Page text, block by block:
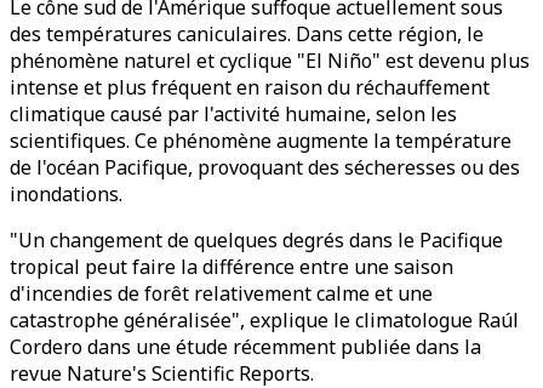
Le cône sud de l'Amérique suffoque actuellement sous
des températures caniculaires. Dans cette région, le
phénomène naturel et cyclique "El Niño" est devenu plus
intense et plus fréquent en raison du réchauffement
climatique causé par l'activité humaine, selon les
scientifiques. Ce phénomène augmente la température
de l'océan Pacifique, provoquant des sécheresses ou des
inondations.
"Un changement de quelques degrés dans le Pacifique
tropical peut faire la différence entre une saison
d'incendies de forêt relativement calme et une
catastrophe généralisée", explique le climatologue Raúl
Cordero dans une étude récemment publiée dans la
revue Nature's Scientific Reports.